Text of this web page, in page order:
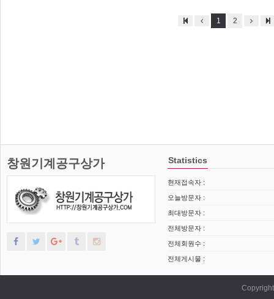
1 2
창원기계공구상가 Statistics
현재접속자 :
오늘방문자 :
최대방문자 :
전체방문자 :
전체회원수 :
전체게시물 :